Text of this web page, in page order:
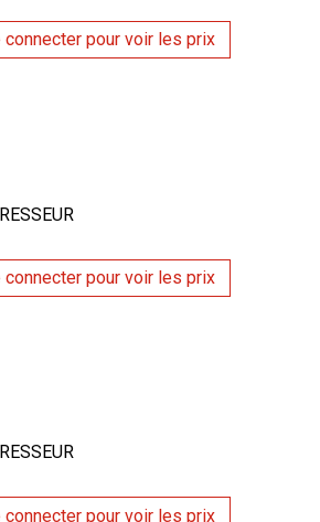
connecter pour voir les prix
connecter pour voir les prix
connecter pour voir les prix